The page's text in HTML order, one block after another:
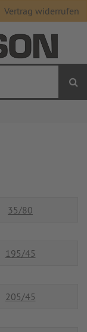
Vertrag widerrufen
35/80
195/45
205/45